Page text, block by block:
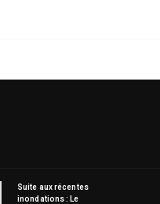
Suite aux récentes
inondations : Le